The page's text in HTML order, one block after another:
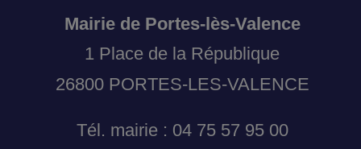
Mairie de Portes-lès-Valence
1 Place de la République
26800 PORTES-LES-VALENCE
Tél. mairie : 04 75 57 95 00